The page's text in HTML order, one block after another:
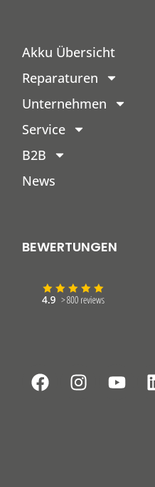
Akku Übersicht
Reparaturen
Unternehmen
Service
B2B
News
BEWERTUNGEN